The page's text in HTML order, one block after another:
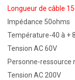
Longueur de câble
Impédance 50ohms
Température-40 à +
Tension AC 60V
Personne-ressource
Tension AC 200V